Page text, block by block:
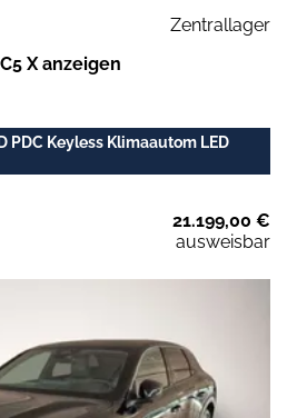
Zentrallager
X anzeigen
PDC Keyless Klimaautom LED
21.199,00 €
ausweisbar